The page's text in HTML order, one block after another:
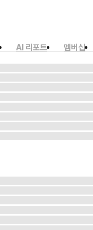
AI 리포트
멤버십